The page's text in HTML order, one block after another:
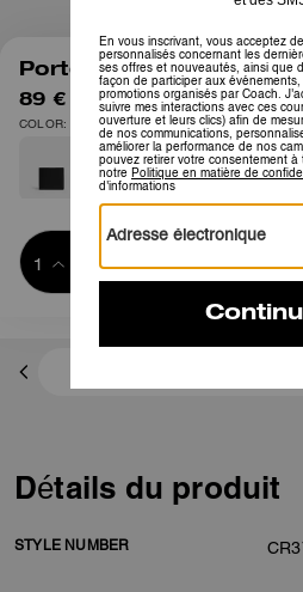
1/2
Porte-monnaie
89 € 225 €
COLOR: Brun
panier
Détails du produit
STYLE NUMBER